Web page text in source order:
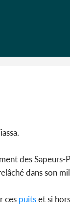
des Sapeurs-
dans son
ces puitset si